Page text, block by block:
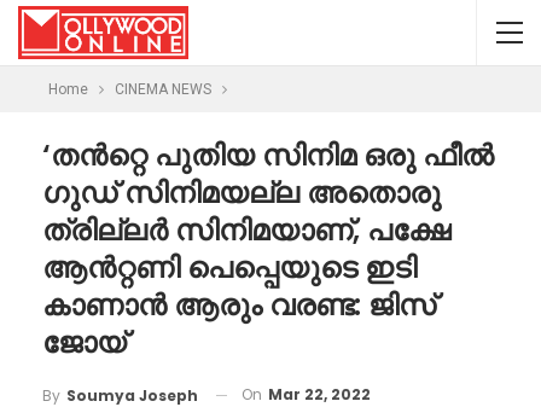
Home CINEMA NEWS
‘തൻറ്റെ പുതിയ സിനിമ ഒരു ഫീൽ
ഗുഡ് സിനിമയല്ല അതൊരു
ത്രില്ലർ സിനിമയാണ്, പക്ഷേ
ആൻറ്റണി പെപ്പെയുടെ ഇടി
കാണാൻ ആരും വരണ്ട: ജിസ്
ജോയ്
By Soumya Joseph On Mar 22, 2022